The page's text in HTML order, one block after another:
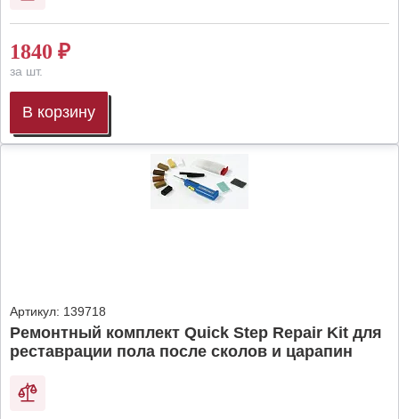
1840 ₽
за шт.
В корзину
Артикул: 139718
Ремонтный комплект Quick Step Repair Kit для
реставрации пола после сколов и царапин